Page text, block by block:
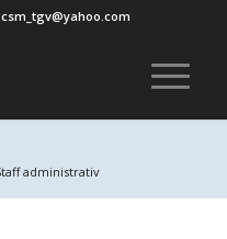
administrativ